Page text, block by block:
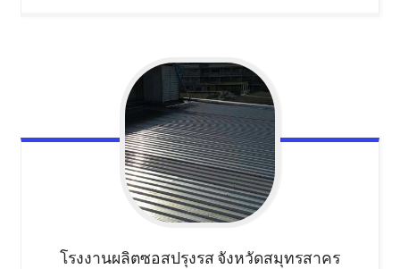
โรงงานผลิตซอสปรุงรสจังหวัดสมุทรสาคร